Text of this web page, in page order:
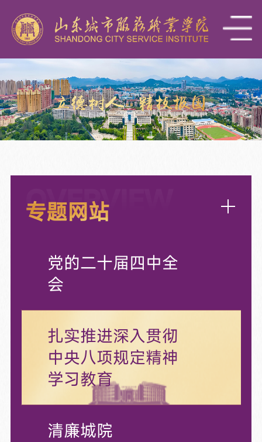
OVERVIEW
专题网站
党的二十届四中全
会
扎实推进深入贯彻
中央八项规定精神
学习教育
清廉城院